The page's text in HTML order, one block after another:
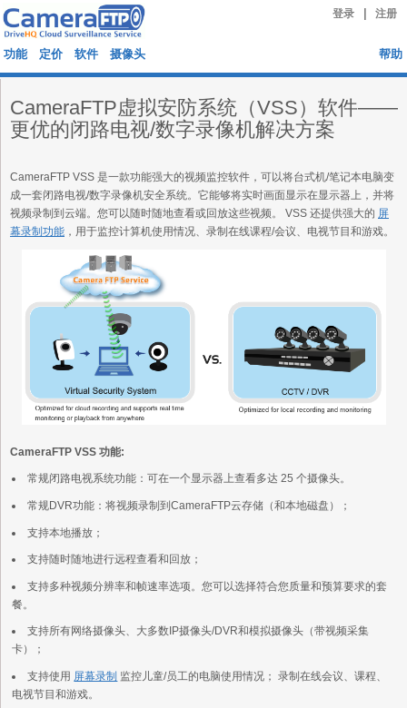
登录 注册
功能 定价 软件 摄像头 帮助
CameraFTP虚拟安防系统（VSS）软件——
更优的闭路电视/数字录像机解决方案
CameraFTP VSS 是一款功能强大的视频监控软件，可以将台式机/笔记本电脑变
成一套闭路电视/数字录像机安全系统。它能够将实时画面显示在显示器上，并将
视频录制到云端。您可以随时随地查看或回放这些视频。 VSS 还提供强大的 屏
幕录制功能 ，用于监控计算机使用情况、录制在线课程/会议、电视节目和游戏。
CameraFTP VSS 功能:
常规闭路电视系统功能：可在一个显示器上查看多达 25 个摄像头。
常规DVR功能：将视频录制到CameraFTP云存储（和本地磁盘）；
支持本地播放；
支持随时随地进行远程查看和回放；
支持多种视频分辨率和帧速率选项。您可以选择符合您质量和预算要求的套
餐。
支持所有网络摄像头、大多数IP摄像头/DVR和模拟摄像头（带视频采集
卡）；
支持使用 屏幕录制 监控儿童/员工的电脑使用情况； 录制在线会议、课程、
电视节目和游戏。